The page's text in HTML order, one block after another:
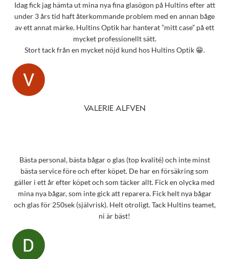
Idag fick jag hämta ut mina nya fina glasögon på Hultins efter att
under 3 års tid haft återkommande problem med en annan båge
av ett annat märke. Hultins Optik har hanterat ”mitt case” på ett
mycket professionellt sätt.
Stort tack från en mycket nöjd kund hos Hultins Optik 😁.
VALERIE ALFVEN
Bästa personal, bästa bågar o glas (top kvalité) och inte minst
bästa service före och efter köpet. De har en försäkring som
gäller i ett år efter köpet och som täcker allt. Fick en olycka med
mina nya bågar, som inte gick att reparera. Fick helt nya bågar
och glas för 250sek (självrisk). Helt otroligt. Tack Hultins teamet,
ni är bäst!